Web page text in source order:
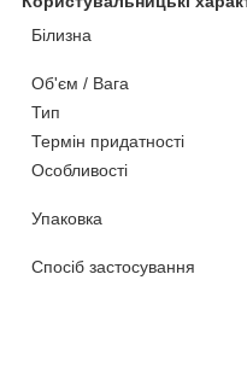
Білизна
Об'єм / Вага
Тип
Термін придатності
Особливості
Упаковка
Спосіб застосування